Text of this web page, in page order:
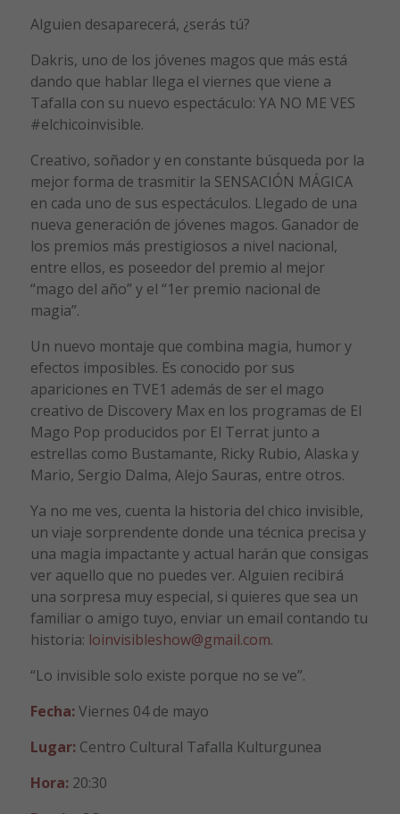
Alguien desaparecerá, ¿serás tú?
Dakris, uno de los jóvenes magos que más está
dando que hablar llega el viernes que viene a
Tafalla con su nuevo espectáculo: YA NO ME VES
#elchicoinvisible.
Creativo, soñador y en constante búsqueda por la
mejor forma de trasmitir la SENSACIÓN MÁGICA
en cada uno de sus espectáculos. Llegado de una
nueva generación de jóvenes magos. Ganador de
los premios más prestigiosos a nivel nacional,
entre ellos, es poseedor del premio al mejor
“mago del año” y el “1er premio nacional de
magia”.
Un nuevo montaje que combina magia, humor y
efectos imposibles. Es conocido por sus
apariciones en TVE1 además de ser el mago
creativo de Discovery Max en los programas de El
Mago Pop producidos por El Terrat junto a
estrellas como Bustamante, Ricky Rubio, Alaska y
Mario, Sergio Dalma, Alejo Sauras, entre otros.
Ya no me ves, cuenta la historia del chico invisible,
un viaje sorprendente donde una técnica precisa y
una magia impactante y actual harán que consigas
ver aquello que no puedes ver. Alguien recibirá
una sorpresa muy especial, si quieres que sea un
familiar o amigo tuyo, enviar un email contando tu
historia: loinvisibleshow@gmail.com.
“Lo invisible solo existe porque no se ve”.
Fecha:Viernes 04 de mayo
Lugar:Centro Cultural Tafalla Kulturgunea
Hora:20:30